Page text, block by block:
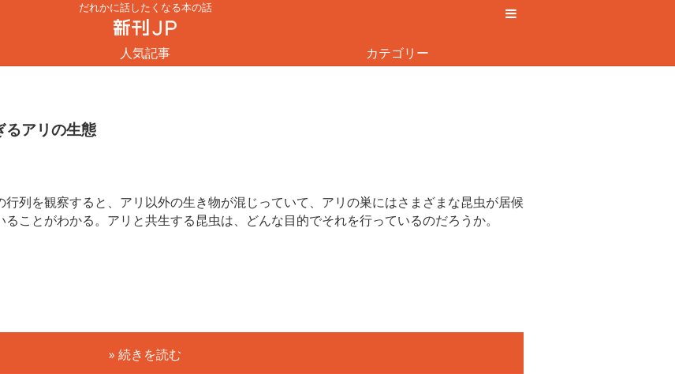
だれかに話したくなる本の話
人気記事 カテゴリー
るアリの生態
行列を観察すると、アリ以外の生き物が混じっていて、アリの巣にはさまざまな昆虫が居候
ることがわかる。アリと共生する昆虫は、どんな目的でそれを行っているのだろうか。
» 続きを読む